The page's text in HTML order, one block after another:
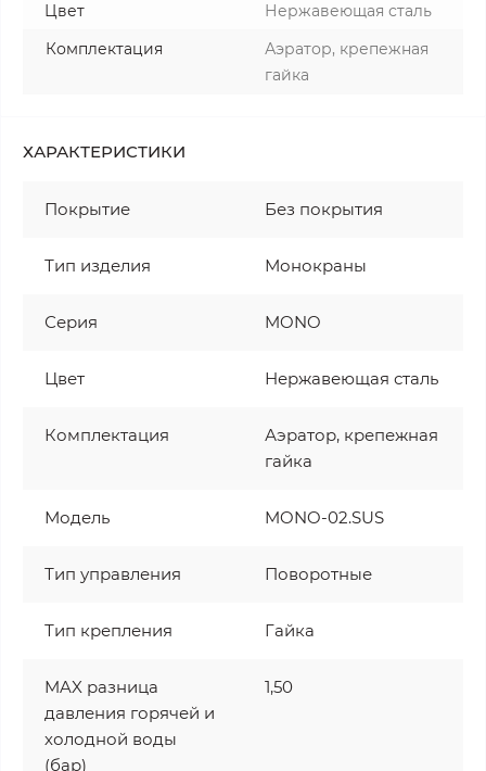
Цвет
Нержавеющая сталь
Комплектация
Аэратор, крепежная
гайка
ХАРАКТЕРИСТИКИ
Покрытие Без покрытия
Тип изделия Монокраны
Серия MONO
Цвет Нержавеющая сталь
Комплектация
Аэратор, крепежная
гайка
Модель MONO-02.SUS
Тип управления Поворотные
Тип крепления Гайка
MAX разница
давления горячей и
холодной воды
(бар)
1,50